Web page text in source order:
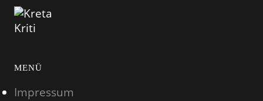
MENÜ
Impressum